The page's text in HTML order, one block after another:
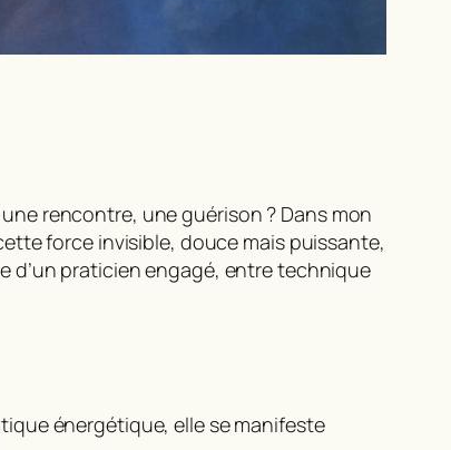
rencontre, une guérison ? Dans mon
force invisible, douce mais puissante,
d’un praticien engagé, entre technique
énergétique, elle se manifeste